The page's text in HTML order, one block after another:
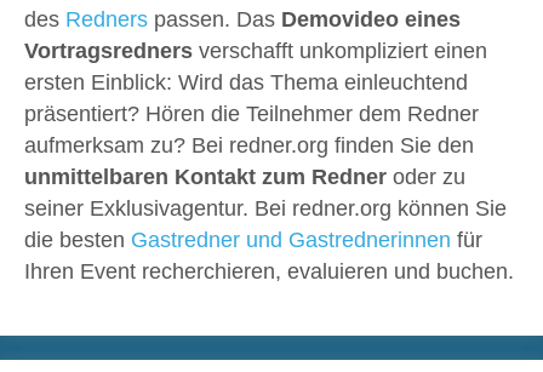
des Redners passen. Das Demovideo eines
Vortragsredners verschafft unkompliziert einen
ersten Einblick: Wird das Thema einleuchtend
präsentiert? Hören die Teilnehmer dem Redner
aufmerksam zu? Bei redner.org finden Sie den
unmittelbaren Kontakt zum Redner oder zu
seiner Exklusivagentur. Bei redner.org können Sie
die besten Gastredner und Gastrednerinnen für
Ihren Event recherchieren, evaluieren und buchen.